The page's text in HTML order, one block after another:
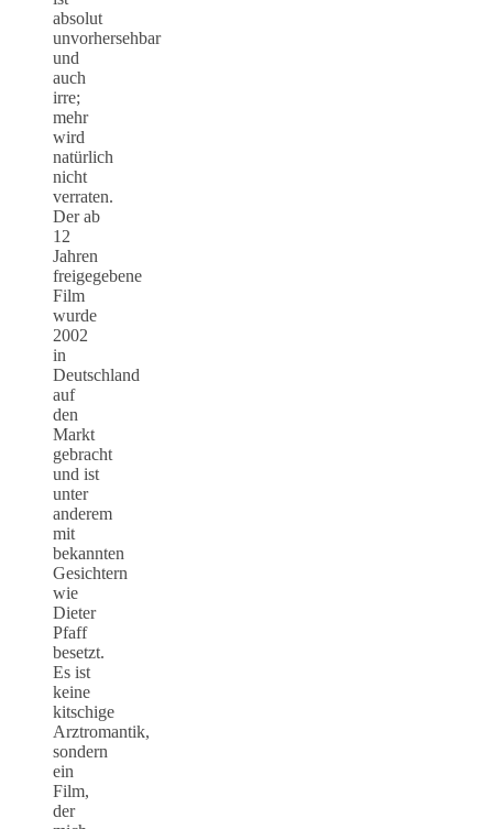
absolut
unvorhersehbar
und
auch
irre;
mehr
wird
natürlich
nicht
verraten.
Der ab
12
Jahren
freigegebene
Film
wurde
2002
in
Deutschland
auf
den
Markt
gebracht
und ist
unter
anderem
mit
bekannten
Gesichtern
wie
Dieter
Pfaff
besetzt.
Es ist
keine
kitschige
Arztromantik,
sondern
ein
Film,
der